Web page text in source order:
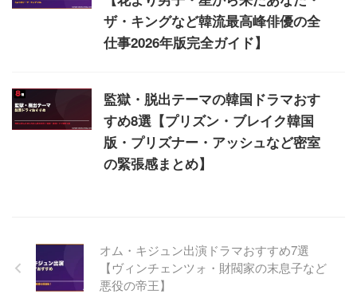
ザ・キングなど韓流最高峰俳優の全
仕事2026年版完全ガイド】
監獄・脱出テーマの韓国ドラマおす
すめ8選【プリズン・ブレイク韓国
版・プリズナー・アッシュなど密室
の緊張感まとめ】
オム・キジュン出演ドラマおすすめ7選
【ヴィンチェンツォ・財閥家の末息子など
悪役の帝王】